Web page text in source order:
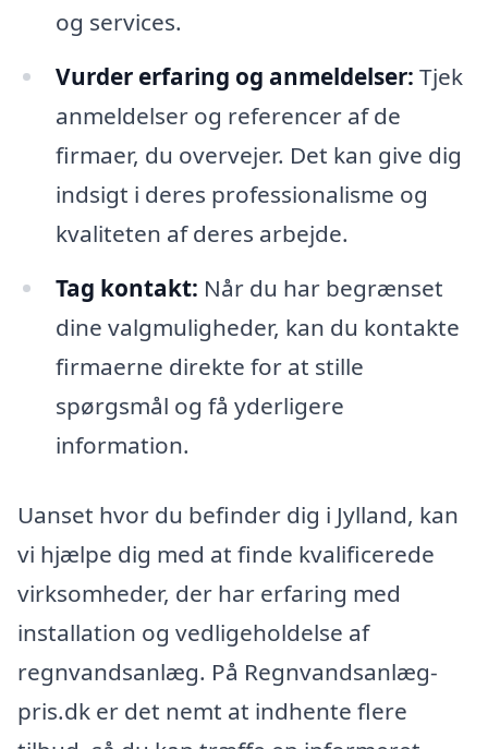
og services.
Vurder erfaring og anmeldelser: Tjek
anmeldelser og referencer af de
firmaer, du overvejer. Det kan give dig
indsigt i deres professionalisme og
kvaliteten af deres arbejde.
Tag kontakt: Når du har begrænset
dine valgmuligheder, kan du kontakte
firmaerne direkte for at stille
spørgsmål og få yderligere
information.
Uanset hvor du befinder dig i Jylland, kan
vi hjælpe dig med at finde kvalificerede
virksomheder, der har erfaring med
installation og vedligeholdelse af
regnvandsanlæg. På Regnvandsanlæg-
pris.dk er det nemt at indhente flere